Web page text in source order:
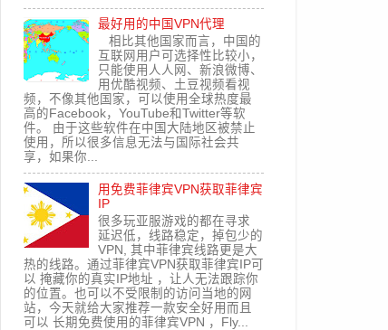
最好用的中国VPN代理
相比其他国家而言，中国的
互联网用户可选择性比较小，
只能使用人人网、新浪微博、
用优酷视频、土豆视频看视
频，不像其他国家，可以使用全球热度最
高的Facebook，YouTube和Twitter等软
件。 由于这些软件在中国大陆地区被禁止
使用，所以很多信息无法与国际社会共
享，如果你...
用免费菲律宾VPN获取菲律宾
IP
很多玩亚服游戏的都在寻求
延迟低，线路稳定，掉包少的
VPN, 其中菲律宾线路更是大
热的线路。通过菲律宾VPN获取菲律宾IP可
以 掩藏你的真实IP地址 ，让人无法跟踪你
的位置。也可以不受限制的访问当地的网
站，今天就给大家推荐一款安全好用而且
可以 长期免费使用的菲律宾VPN ，Fly...